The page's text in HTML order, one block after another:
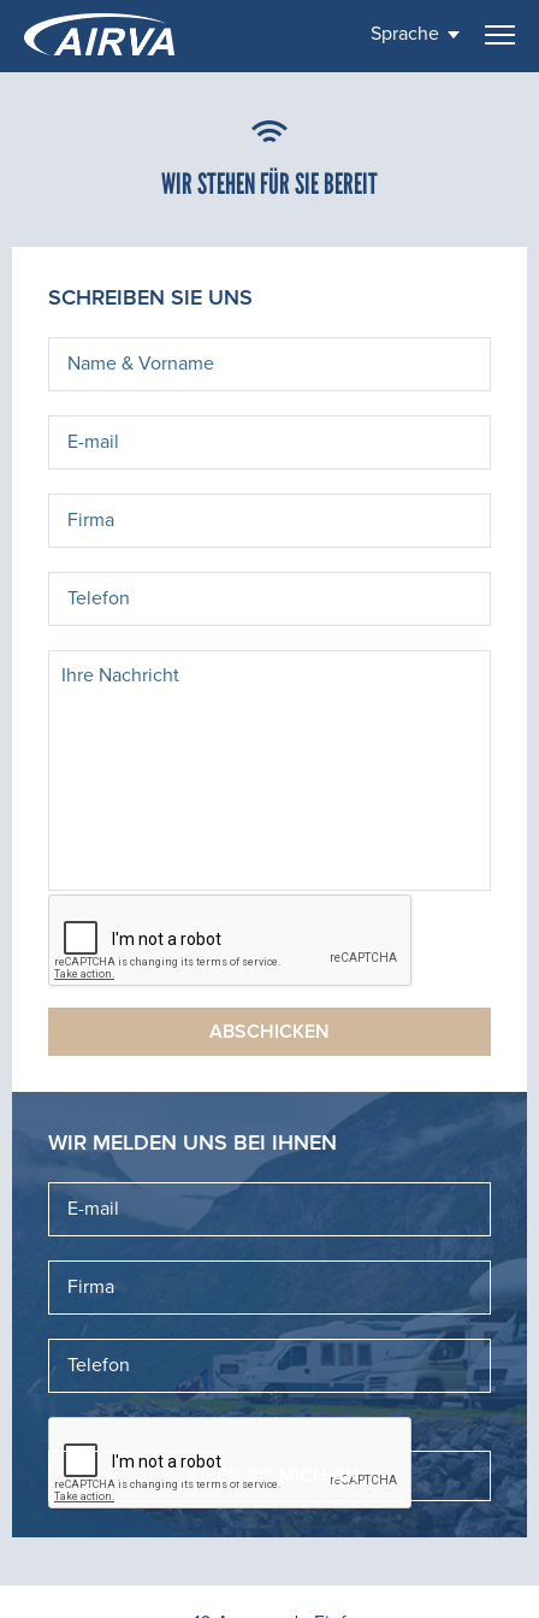
Sprache
WIR STEHEN FÜR SIE BEREIT
SCHREIBEN SIE UNS
ABSCHICKEN
WIR MELDEN UNS BEI IHNEN
RUFEN SIE MICH AN